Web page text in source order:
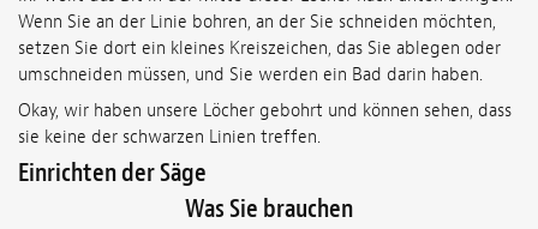
Wenn Sie an der Linie bohren, an der Sie schneiden möchten,
setzen Sie dort ein kleines Kreiszeichen, das Sie ablegen oder
umschneiden müssen, und Sie werden ein Bad darin haben.
Okay, wir haben unsere Löcher gebohrt und können sehen, dass
sie keine der schwarzen Linien treffen.
Einrichten der Säge
Was Sie brauchen